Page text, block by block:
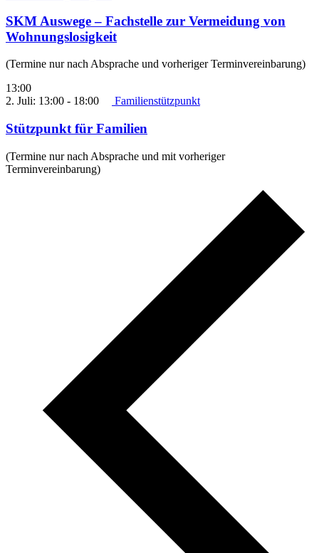
SKM Auswege – Fachstelle zur Vermeidung von
Wohnungslosigkeit
(Termine nur nach Absprache und vorheriger Terminvereinbarung)
13:00
2. Juli: 13:00 - 18:00 Familienstützpunkt
Stützpunkt für Familien
(Termine nur nach Absprache und mit vorheriger
Terminvereinbarung)